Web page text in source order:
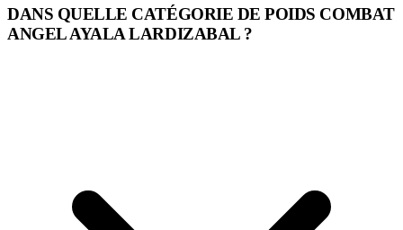
DANS QUELLE CATÉGORIE DE POIDS COMBAT
ANGEL AYALA LARDIZABAL ?